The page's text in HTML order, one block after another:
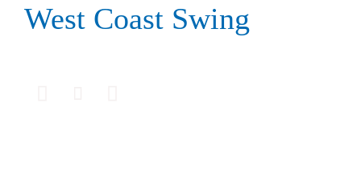
West Coast Swing